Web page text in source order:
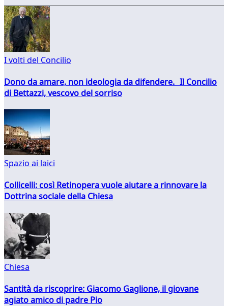
I volti del Concilio
Dono da amare, non ideologia da difendere. Il Concilio
di Bettazzi, vescovo del sorriso
Spazio ai laici
Collicelli: così Retinopera vuole aiutare a rinnovare la
Dottrina sociale della Chiesa
Chiesa
Santità da riscoprire: Giacomo Gaglione, il giovane
agiato amico di padre Pio